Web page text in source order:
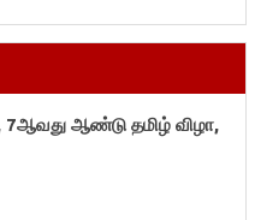
7ஆவது ஆண்டு தமிழ் விழா,